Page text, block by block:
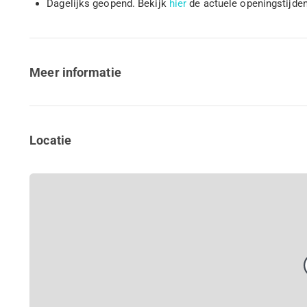
Dagelijks geopend. Bekijk hier de actuele
Meer informatie
Locatie